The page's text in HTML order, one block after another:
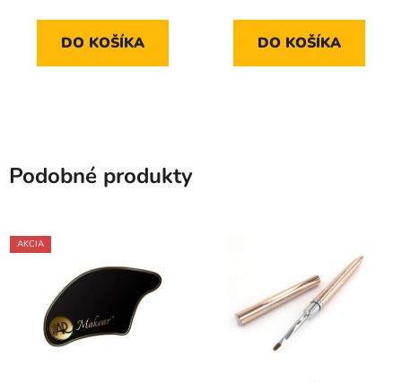
DO KOŠÍKA DO KOŠÍKA
Podobné produkty
AKCIA